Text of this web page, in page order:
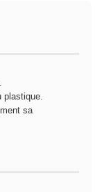
plastique.
sa